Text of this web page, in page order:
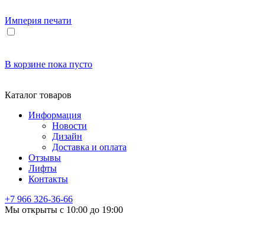
Империя печати
В корзине пока пусто
Каталог товаров
Информация
Новости
Дизайн
Доставка и оплата
Отзывы
Лифты
Контакты
+7 966 326-36-66
Мы открыты с 10:00 до 19:00